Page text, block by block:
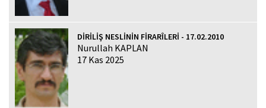
DİRİLİŞ NESLİNİN FİRARÎLERİ - 17.02.2010
Nurullah KAPLAN
17 Kas 2025